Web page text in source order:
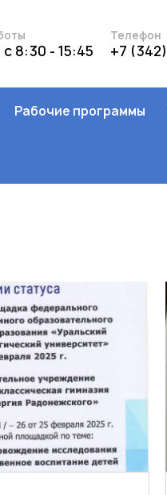
8:30 - 15:45
Телефон
+7
Рабочие программы